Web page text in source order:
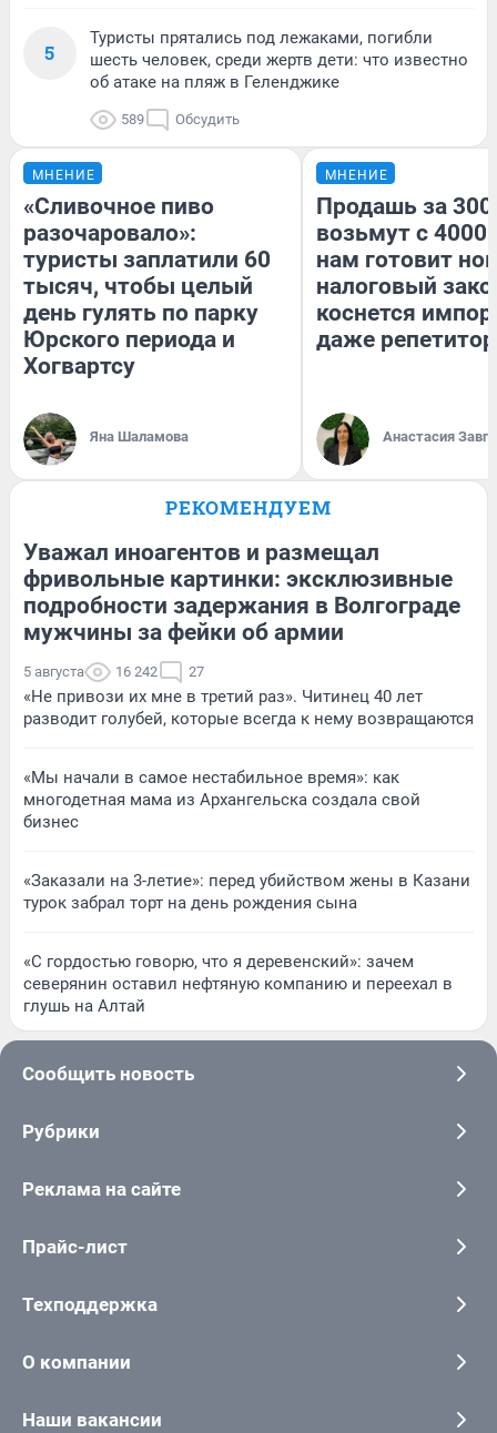
5
Туристы прятались под лежаками, погибли
шесть человек, среди жертв дети: что известно
об атаке на пляж в Геленджике
589 Обсудить
МНЕНИЕ
«Сливочное пиво
разочаровало»:
туристы заплатили 60
тысяч, чтобы целый
день гулять по парку
Юрского периода и
Хогвартсу
Яна Шаламова
МНЕНИЕ
Продашь за
возьмут с
нам готовит
налоговый
коснется
даже
Анастасия
РЕКОМЕНДУЕМ
Уважал иноагентов и размещал
фривольные картинки: эксклюзивные
подробности задержания в Волгограде
мужчины за фейки об армии
5 августа 16 242 27
«Не привози их мне в третий раз». Читинец 40 лет
разводит голубей, которые всегда к нему возвращаются
«Мы начали в самое нестабильное время»: как
многодетная мама из Архангельска создала свой
бизнес
«Заказали на 3-летие»: перед убийством жены в Казани
турок забрал торт на день рождения сына
«С гордостью говорю, что я деревенский»: зачем
северянин оставил нефтяную компанию и переехал в
глушь на Алтай
Сообщить новость
Рубрики
Реклама на сайте
Прайс-лист
Техподдержка
О компании
Наши вакансии